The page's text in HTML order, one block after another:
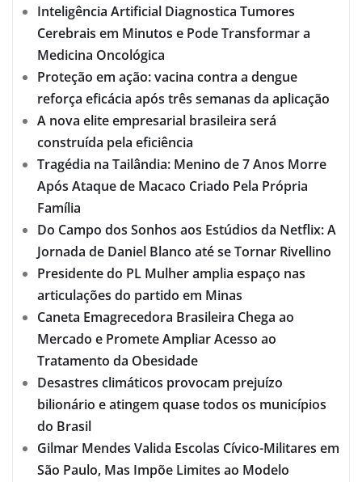
Inteligência Artificial Diagnostica Tumores
Cerebrais em Minutos e Pode Transformar a
Medicina Oncológica
Proteção em ação: vacina contra a dengue
reforça eficácia após três semanas da aplicação
A nova elite empresarial brasileira será
construída pela eficiência
Tragédia na Tailândia: Menino de 7 Anos Morre
Após Ataque de Macaco Criado Pela Própria
Família
Do Campo dos Sonhos aos Estúdios da Netflix: A
Jornada de Daniel Blanco até se Tornar Rivellino
Presidente do PL Mulher amplia espaço nas
articulações do partido em Minas
Caneta Emagrecedora Brasileira Chega ao
Mercado e Promete Ampliar Acesso ao
Tratamento da Obesidade
Desastres climáticos provocam prejuízo
bilionário e atingem quase todos os municípios
do Brasil
Gilmar Mendes Valida Escolas Cívico-Militares em
São Paulo, Mas Impõe Limites ao Modelo